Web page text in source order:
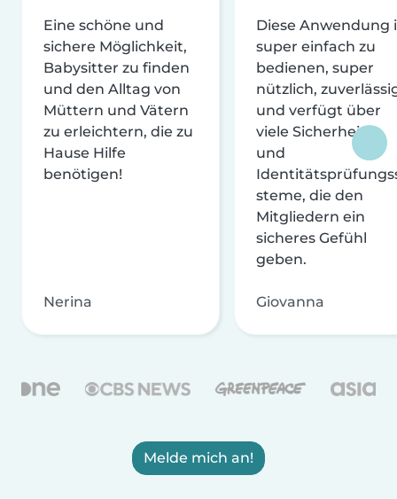
Eine schöne und
sichere Möglichkeit,
Babysitter zu finden
und den Alltag von
Müttern und Vätern
zu erleichtern, die zu
Hause Hilfe
benötigen!
Nerina
Diese Anwendung
super einfach zu
bedienen, super
nützlich,
und verfügt über
viele Sicherheits-
und
steme, die den
Mitgliedern ein
sicheres Gefühl
geben.
Giovanna
Melde mich an!